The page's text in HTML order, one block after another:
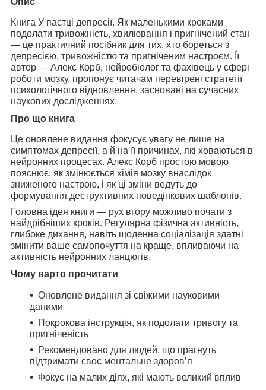
Книга У пастці депресії. Як маленькими кроками
подолати тривожність, хвилювання і пригнічений стан
— це практичний посібник для тих, хто бореться з
депресією, тривожністю та пригніченим настроєм. Її
автор — Алекс Корб, нейробіолог та фахівець у сфері
роботи мозку, пропонує читачам перевірені стратегії
психологічного відновлення, засновані на сучасних
наукових дослідженнях.
Про що книга
Це оновлене видання фокусує увагу не лише на
симптомах депресії, а й на її причинах, які ховаються в
нейронних процесах. Алекс Корб простою мовою
пояснює, як змінюється хімія мозку внаслідок
зниженого настрою, і як ці зміни ведуть до
формування деструктивних поведінкових шаблонів.
Головна ідея книги — рух вгору можливо почати з
найдрібніших кроків. Регулярна фізична активність,
глибоке дихання, навіть щоденна соціалізація здатні
змінити ваше самопочуття на краще, впливаючи на
активність нейронних ланцюгів.
Чому варто прочитати
Оновлене видання зі свіжими науковими
даними
Покрокова інструкція, як подолати тривогу та
пригніченість
Рекомендовано для людей, що прагнуть
підтримати своє ментальне здоров’я
Фокус на малих діях, які мають великий вплив